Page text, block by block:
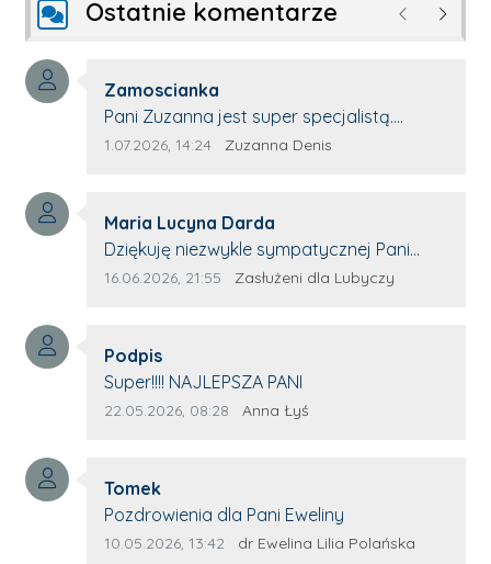
Ostatnie komentarze Poprzednie
Autor komentarza:
Zamoscianka
Treść komentarza:
Pani Zuzanna jest super specjalistą.
Korzystamy z moim pieskiem z jej pomocy
Data dodania komentarza:
1.07.2026, 14:24 Źródło komentarza:
Zuzanna Denis
Autor komentarza:
Maria Lucyna Darda
Treść komentarza:
Dziękuję niezwykle sympatycznej Pani
redaktor Annie Niderla-Kadach za
którym trema odbierała głos.
Data dodania komentarza:
16.06.2026, 21:55 Źródło komentarza:
Zasłużeni dla Lubyczy
Autor komentarza:
Podpis
Treść komentarza:
Super!!!! NAJLEPSZA PANI
Data dodania komentarza:
22.05.2026, 08:28 Źródło komentarza:
Anna Łyś
Autor komentarza:
Tomek
Treść komentarza:
Pozdrowienia dla Pani Eweliny
Data dodania komentarza:
10.05.2026, 13:42 Źródło komentarza:
dr Ewelina Lilia Polańska